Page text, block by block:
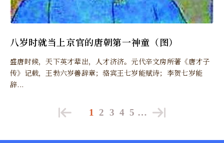
八岁时就当上京官的唐朝第一神童（图）
盛唐时候，天下英才辈出，人才济济。元代辛文房所著《唐才子
传》记载，王勃六岁善辞章；骆宾王七岁能赋诗；李贺七岁能
辞...
1 2 3 4 5 …